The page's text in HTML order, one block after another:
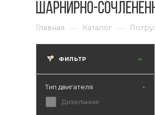
Шарнирно-
Главная — Каталог —
ФИЛЬТР
Тип двигателя
Дизельные